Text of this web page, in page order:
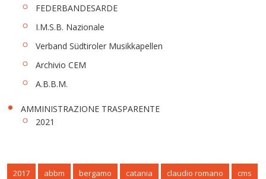
FEDERBANDESARDE
I.M.S.B. Nazionale
Verband Südtiroler Musikkapellen
Archivio CEM
A.B.B.M.
AMMINISTRAZIONE TRASPARENTE
2021
2017 abbm bergamo catania claudio romano
cms